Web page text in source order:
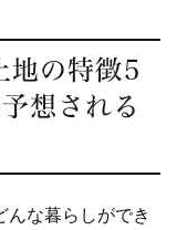
地の特徴5
想される
んな暮らしができ